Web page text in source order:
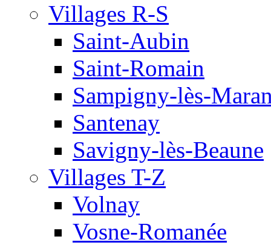
Villages R-S
Saint-Aubin
Saint-Romain
Sampigny-lès-
Santenay
Savigny-lès-Beaune
Villages T-Z
Volnay
Vosne-Romanée